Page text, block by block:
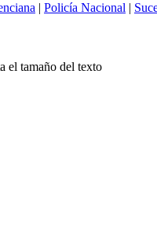
| Policía Nacional |